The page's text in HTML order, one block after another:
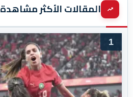
المقالات الأكثر مشاهدة
1